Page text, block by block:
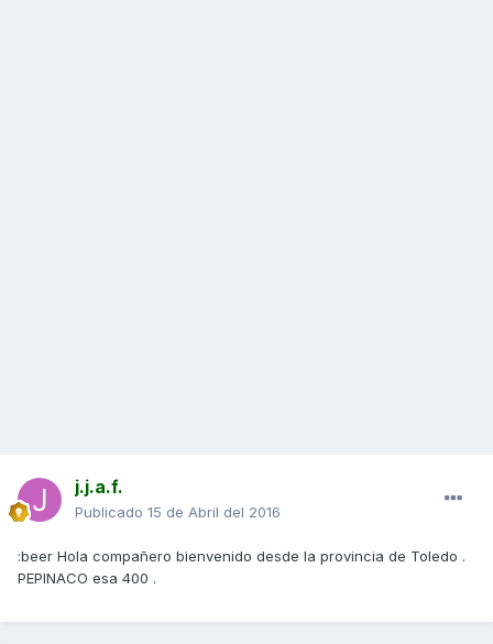
j.j.a.f.
Publicado 15 de Abril del 2016
:beer Hola compañero bienvenido desde la provincia de Toledo .
PEPINACO esa 400 .